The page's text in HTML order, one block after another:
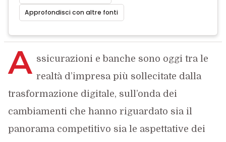
Approfondisci con altre fonti
A ssicurazioni e banche sono oggi tra le
realtà d’impresa più sollecitate dalla
trasformazione digitale, sull’onda dei
cambiamenti che hanno riguardato sia il
panorama competitivo sia le aspettative dei